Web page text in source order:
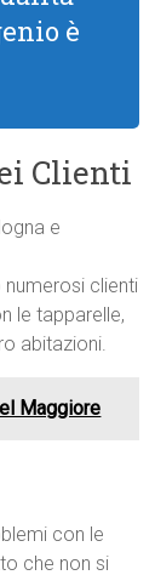
è
Clienti
e
clienti
le tapparelle,
abitazioni.
Maggiore
con le
che non si